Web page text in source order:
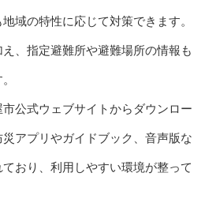
域の特性に応じて対策できます。
、指定避難所や避難場所の情報も
公式ウェブサイトからダウンロー
アプリやガイドブック、音声版な
おり、利用しやすい環境が整って